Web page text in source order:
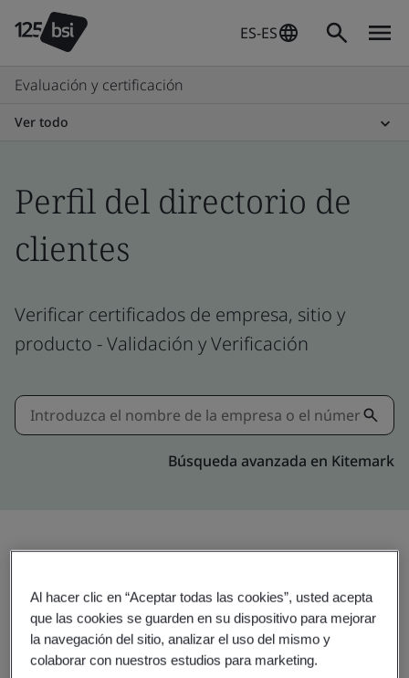
ES-ES
Evaluación y certificación
Ver todo
Perfil del directorio de
clientes
Verificar certificados de empresa, sitio y
producto - Validación y Verificación
Búsqueda avanzada en Kitemark
EVA Precision Industrial Holdings
Al hacer clic en “Aceptar todas las cookies”, usted acepta
que las cookies se guarden en su dispositivo para mejorar
la navegación del sitio, analizar el uso del mismo y
colaborar con nuestros estudios para marketing.